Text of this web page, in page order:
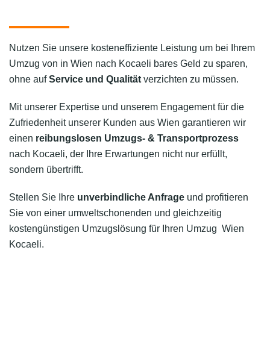
Nutzen Sie unsere kosteneffiziente Leistung um bei Ihrem
Umzug von in Wien nach Kocaeli bares Geld zu sparen,
ohne aufService und Qualität verzichten zu müssen.
Mit unserer Expertise und unserem Engagement für die
Zufriedenheit unserer Kunden aus Wien garantieren wir
einen reibungslosen Umzugs- & Transportprozess
nach Kocaeli, der Ihre Erwartungen nicht nur erfüllt,
sondern übertrifft.
Stellen Sie Ihre unverbindliche Anfrage und profitieren
Sie von einer umweltschonenden und gleichzeitig
kostengünstigen Umzugslösung für Ihren Umzug Wien
Kocaeli.